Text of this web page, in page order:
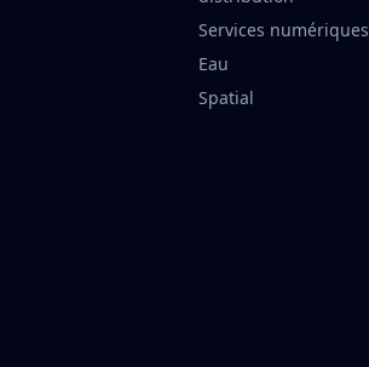
Services numériques
Eau
Spatial